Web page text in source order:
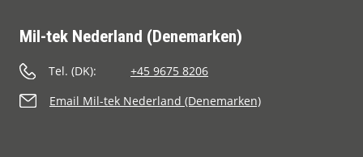
Mil-tek Nederland (Denemarken)
Tel. (DK):
+45 9675 8206
Email Mil-tek Nederland (Denemarken)